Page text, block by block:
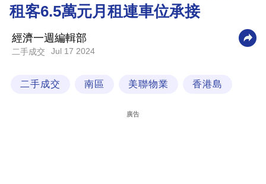
商
業
科
租客6.5萬元月租連車位承接
經濟一週編輯部
二手成交 Jul 17 2024
二手成交 南區 美聯物業 香港島
廣告